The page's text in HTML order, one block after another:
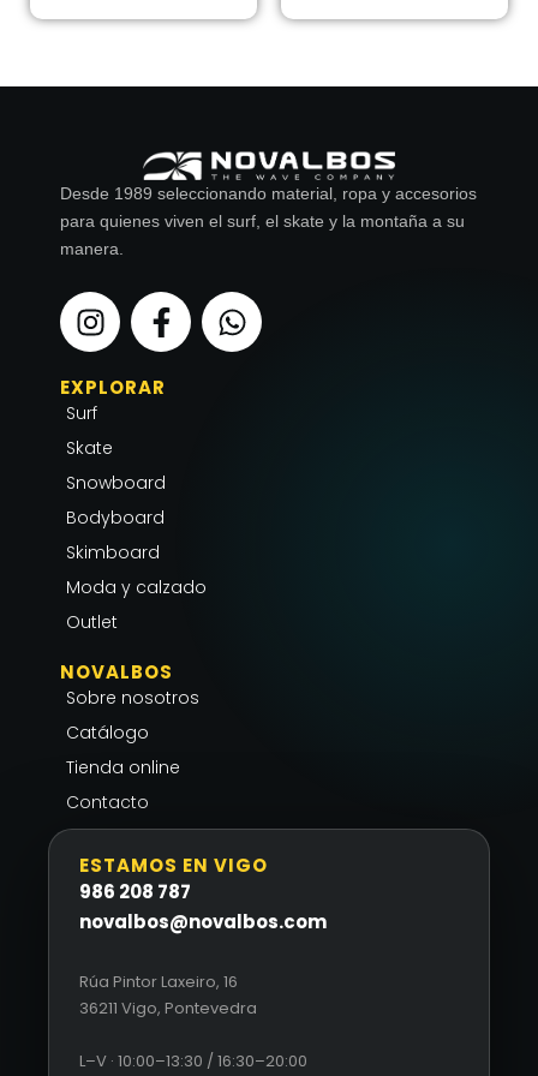
Desde 1989 seleccionando material, ropa y accesorios
para quienes viven el surf, el skate y la montaña a su
manera.
I
n
s
t
a
g
r
a
m
F
a
c
e
o
k
f
W
h
a
EXPLORAR
Surf
Skate
Snowboard
Bodyboard
Skimboard
Moda y calzado
Outlet
NOVALBOS
Sobre nosotros
Catálogo
Tienda online
Contacto
ESTAMOS EN VIGO
986 208 787
novalbos@novalbos.com
Rúa Pintor Laxeiro, 16
36211 Vigo, Pontevedra
L–V · 10:00–13:30 / 16:30–20:00